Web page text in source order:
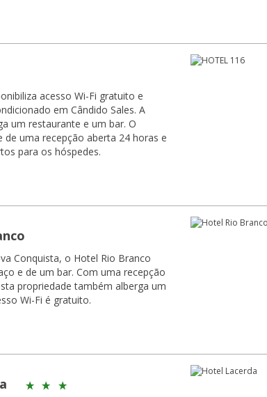
acesso Wi-Fi gratuito e
em Cândido Sales. A
um restaurante e um bar. O
uma recepção aberta 24 horas e
para os hóspedes.
Conquista, o Hotel Rio Branco
e de um bar. Com uma recepção
propriedade também alberga um
Wi-Fi é gratuito.